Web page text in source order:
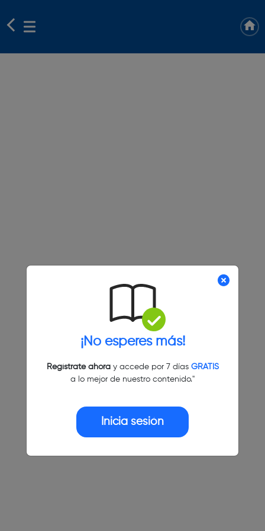
¡No esperes más!
Regístrate ahoray accede por 7 días GRATIS
a lo mejor de nuestro contenido."
Inicia sesión